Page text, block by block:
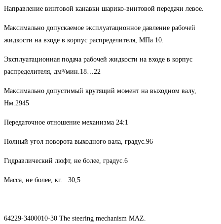
Направление винтовой канавки шарико-винтовой передачи левое.
Максимально допускаемое эксплуатационное давление рабочей
жидкости на входе в корпус распределителя, МПа 10.
Эксплуатационная подача рабочей жидкости на входе в корпус
распределителя, дм³/мин.18…22
Максимально допустимый крутящий момент на выходном валу,
Нм.2945
Передаточное отношение механизма 24:1
Полный угол поворота выходного вала, градус.96
Гидравлический люфт, не более, градус.6
Масса, не более, кг. 30,5
64229-3400010-30 The steering mechanism MAZ.